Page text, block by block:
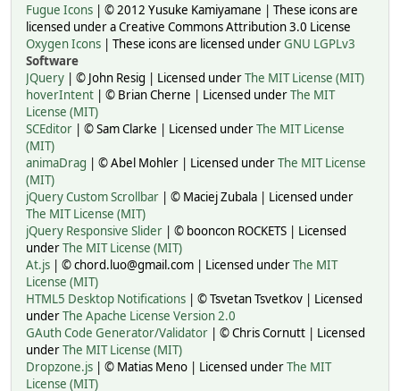
Fugue Icons | © 2012 Yusuke Kamiyamane | These icons are
licensed under a Creative Commons Attribution 3.0 License
Oxygen Icons | These icons are licensed underGNU LGPLv3
Software
JQuery | © John Resig | Licensed underThe MIT License (MIT)
hoverIntent | © Brian Cherne | Licensed underThe MIT
License (MIT)
SCEditor | © Sam Clarke | Licensed underThe MIT License
(MIT)
animaDrag | © Abel Mohler | Licensed underThe MIT License
(MIT)
jQuery Custom Scrollbar | © Maciej Zubala | Licensed under
The MIT License (MIT)
jQuery Responsive Slider | © booncon ROCKETS | Licensed
underThe MIT License (MIT)
At.js | © chord.luo@gmail.com | Licensed underThe MIT
License (MIT)
HTML5 Desktop Notifications | © Tsvetan Tsvetkov | Licensed
underThe Apache License Version 2.0
GAuth Code Generator/Validator | © Chris Cornutt | Licensed
underThe MIT License (MIT)
Dropzone.js | © Matias Meno | Licensed underThe MIT
License (MIT)